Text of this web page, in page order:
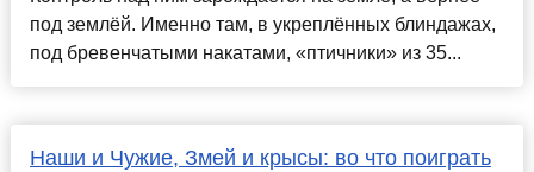
под землёй. Именно там, в укреплённых блиндажах,
под бревенчатыми накатами, «птичники» из 35...
Наши и Чужие, Змей и крысы: во что поиграть